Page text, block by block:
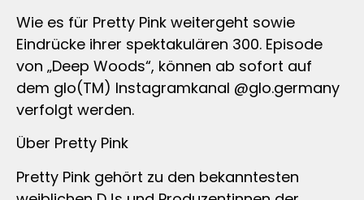
Wie es für Pretty Pink weitergeht sowie
Eindrücke ihrer spektakulären 300. Episode
von „Deep Woods“, können ab sofort auf
dem glo(TM) Instagramkanal @glo.germany
verfolgt werden.
Über Pretty Pink
Pretty Pink gehört zu den bekanntesten